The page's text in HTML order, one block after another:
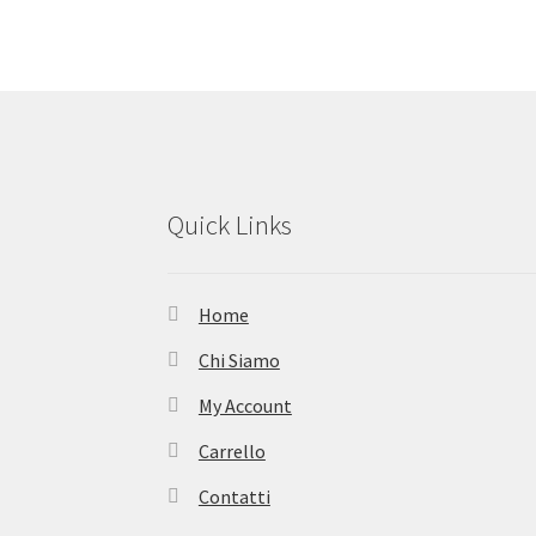
Quick Links
Home
Chi Siamo
My Account
Carrello
Contatti